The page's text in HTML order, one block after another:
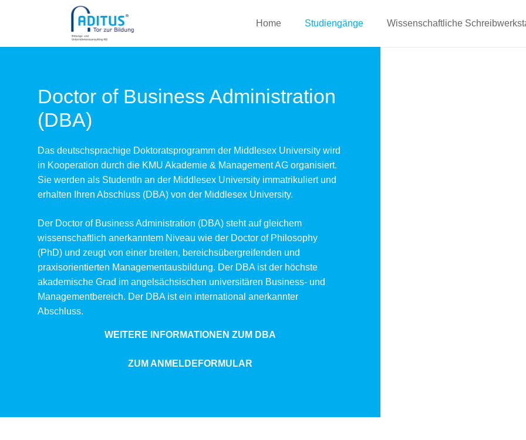
Home Studiengänge Wissenschaftliche
Doctor of Business Administration
(DBA)
Das deutschsprachige Doktoratsprogramm der Middlesex University wird
in Kooperation durch die KMU Akademie & Management AG organisiert.
Sie werden als StudentIn an der Middlesex University immatrikuliert und
erhalten Ihren Abschluss (DBA) von der Middlesex University.
Der Doctor of Business Administration (DBA) steht auf gleichem
wissenschaftlich anerkanntem Niveau wie der Doctor of Philosophy
(PhD) und zeugt von einer breiten, bereichsübergreifenden und
praxisorientierten Managementausbildung. Der DBA ist der höchste
akademische Grad im angelsächsischen universitären Business- und
Managementbereich. Der DBA ist ein international anerkannter
Abschluss.
WEITERE INFORMATIONEN ZUM DBA
ZUM ANMELDEFORMULAR